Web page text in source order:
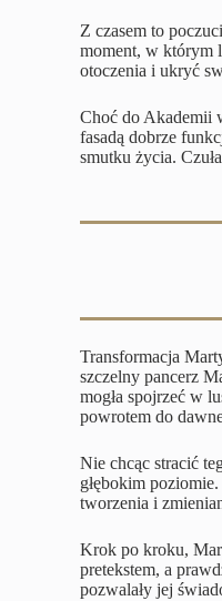
Z czasem to
moment, w którym
otoczenia i ukryć
Choć do Akademii
fasadą dobrze
smutku życia.
Transformacja
szczelny pancerz
mogła spojrzeć w
powrotem do
Nie chcąc stracić
głębokim
tworzenia i
Krok po kroku,
pretekstem, a
pozwalały jej